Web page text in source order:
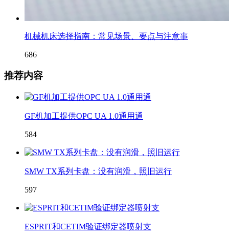
机械机床选择指南：常见场景、要点与注意事
686
推荐内容
GF机加工提供OPC UA 1.0通用通
584
SMW TX系列卡盘：没有润滑，照旧运行
597
ESPRIT和CETIM验证绑定器喷射支